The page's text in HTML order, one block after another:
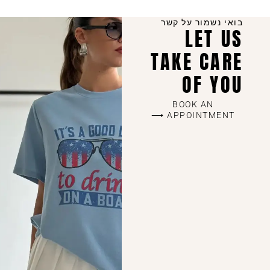
איכות ללא פשרות ושירות מכל הלב – זה מה שהופך אותנו
לבחירה של מאות לקוחות מרוצות שחוזרות שוב ושוב.
בואי נשמור על קשר
LET US
TAKE CARE
OF YOU
BOOK AN
APPOINTMENT ⟶